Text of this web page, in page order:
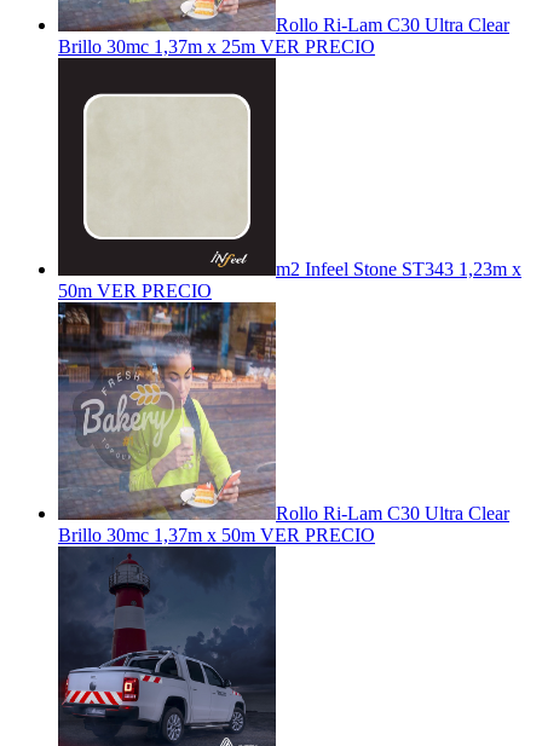
Rollo Ri-Lam C30 Ultra Clear
Brillo 30mc 1,37m x 25m VER PRECIO
m2 Infeel Stone ST343 1,23m x
50m VER PRECIO
Rollo Ri-Lam C30 Ultra Clear
Brillo 30mc 1,37m x 50m VER PRECIO